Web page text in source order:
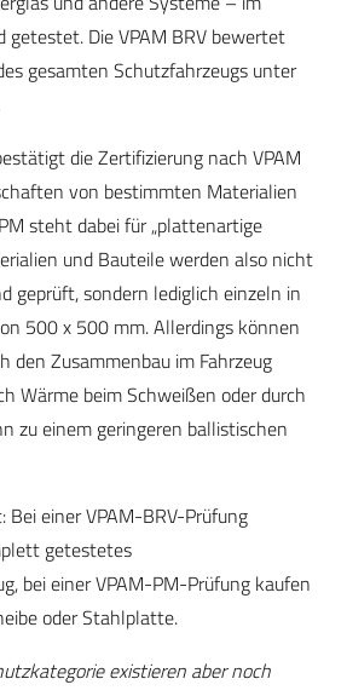
getestet. Die VPAM BRV bewertet
gesamten Schutzfahrzeugs unter
die Zertifizierung nach VPAM
von bestimmten Materialien
steht dabei für „plattenartige
und Bauteile werden also nicht
geprüft, sondern lediglich einzeln in
500 x 500 mm. Allerdings können
den Zusammenbau im Fahrzeug
Wärme beim Schweißen oder durch
zu einem geringeren ballistischen
Bei einer VPAM-BRV-Prüfung
getestetes
bei einer VPAM-PM-Prüfung kaufen
oder Stahlplatte.
existieren aber noch